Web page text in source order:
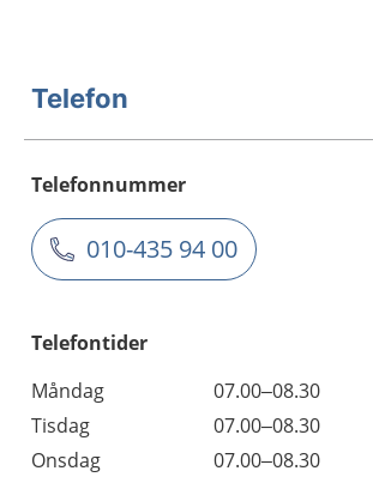
Telefon
Telefonnummer
010-435 94 00
Telefontider
Måndag
07.00–08.30
Tisdag
07.00–08.30
Onsdag
07.00–08.30